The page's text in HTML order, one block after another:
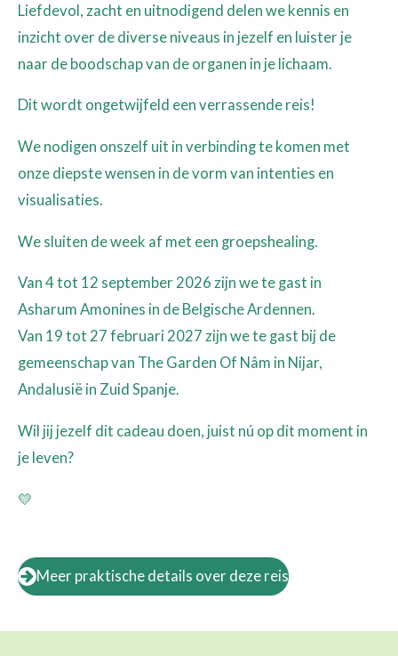
Liefdevol, zacht en uitnodigend delen we kennis en
inzicht over de diverse niveaus in jezelf en luister je
naar de boodschap van de organen in je lichaam.
Dit wordt ongetwijfeld een verrassende reis!
We nodigen onszelf uit in verbinding te komen met
onze diepste wensen in de vorm van intenties en
visualisaties.
We sluiten de week af met een groepshealing.
Van 4 tot 12 september 2026 zijn we te gast in
Asharum Amonines in de Belgische Ardennen.
Van 19 tot 27 februari 2027 zijn we te gast bij de
gemeenschap van The Garden Of Nâm in Nijar,
Andalusië in Zuid Spanje.
Wil jij jezelf dit cadeau doen, juist nú op dit moment in
je leven?
💛
Meer praktische details over deze reis